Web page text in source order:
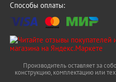
Способы оплаты:
Производитель оставляет за
конструкцию, комплектацию или